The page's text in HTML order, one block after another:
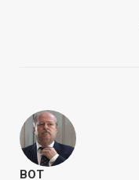
BOT